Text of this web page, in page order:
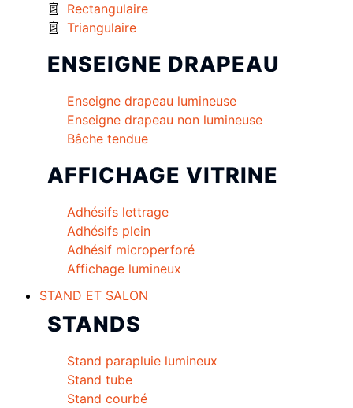
Rectangulaire
Triangulaire
ENSEIGNE DRAPEAU
Enseigne drapeau lumineuse
Enseigne drapeau non lumineuse
Bâche tendue
AFFICHAGE VITRINE
Adhésifs lettrage
Adhésifs plein
Adhésif microperforé
Affichage lumineux
STAND ET SALON
STANDS
Stand parapluie lumineux
Stand tube
Stand courbé